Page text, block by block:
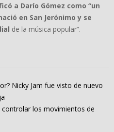
a Darío Gómez como “un
en San Jerónimo y se
de la música popular”.
Nicky Jam fue visto de nuevo
los movimientos de